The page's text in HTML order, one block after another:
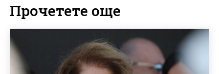
Прочетете още